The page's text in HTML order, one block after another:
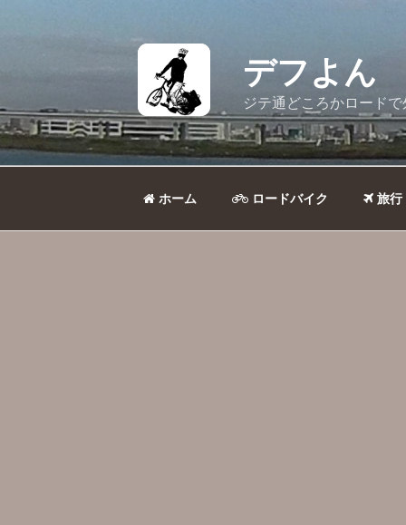
へ
ス
キ
デフよん
ジテ通どころかロード
ホーム ロードバイク 旅行